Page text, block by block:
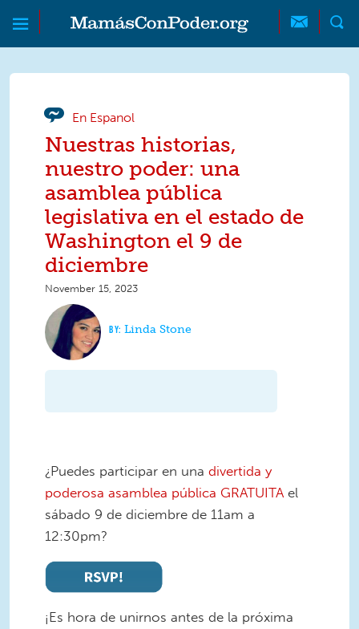
Skip to main content
Skip to main content
MamásConPoder
En Espanol
Nuestras historias,
nuestro poder: una
asamblea pública
legislativa en el estado de
Washington el 9 de
diciembre
November 15, 2023
Linda Stone
¿Puedes participar en una divertida y
poderosa asamblea pública GRATUITA el
sábado 9 de diciembre de 11am a
12:30pm?
¡Es hora de unirnos antes de la próxima